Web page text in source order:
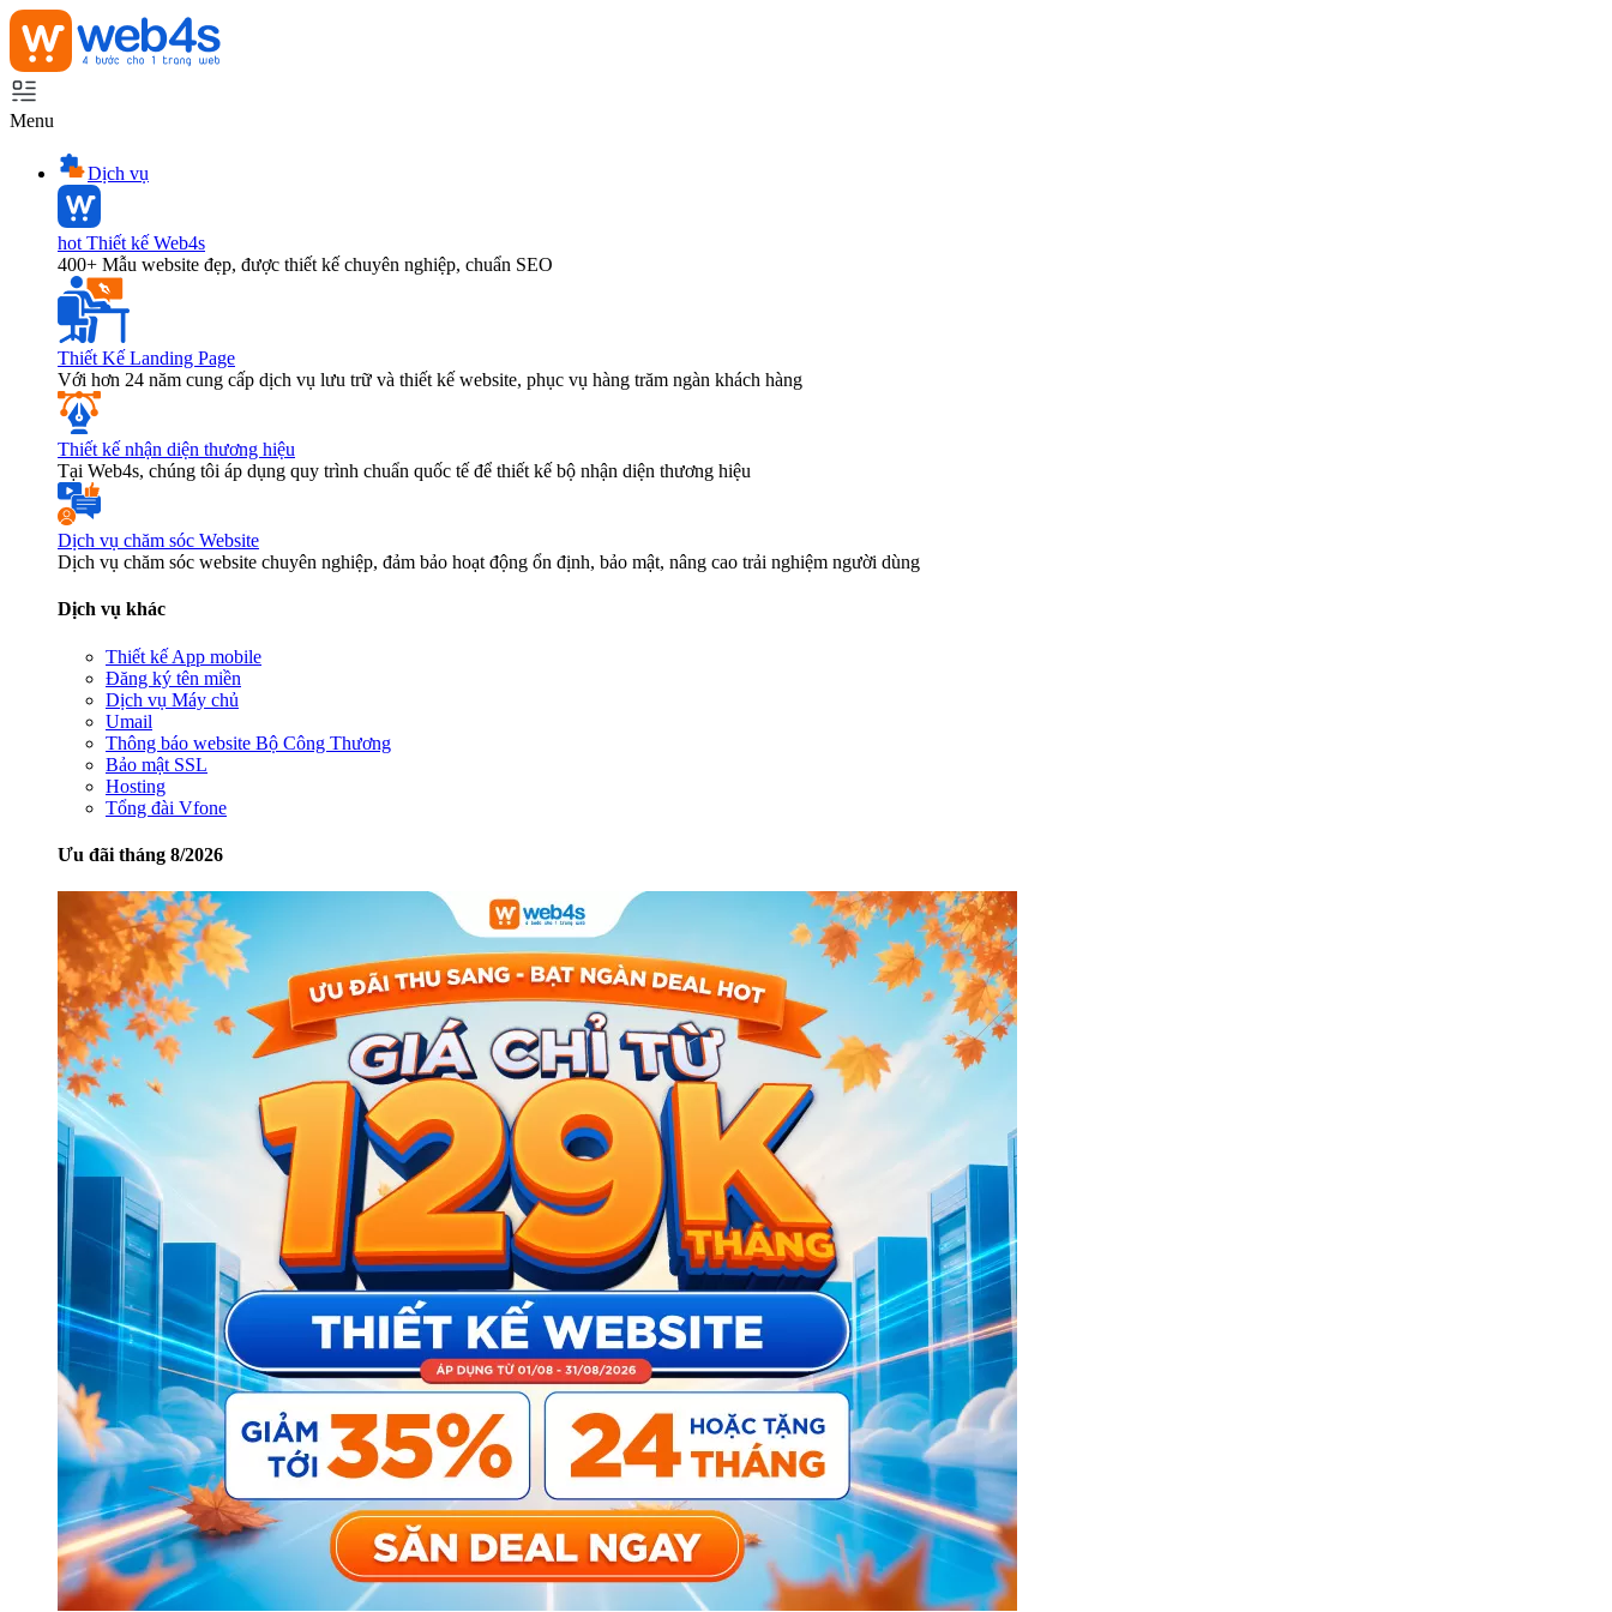
Menu
Dịch vụ
hot Thiết kế Web4s
400+ Mẫu website đẹp, được thiết kế chuyên nghiệp, chuẩn SEO
Thiết Kế Landing Page
Với hơn 24 năm cung cấp dịch vụ lưu trữ và thiết kế website, phục vụ hàng trăm ngàn khách hàng
Thiết kế nhận diện thương hiệu
Tại Web4s, chúng tôi áp dụng quy trình chuẩn quốc tế để thiết kế bộ nhận diện thương hiệu
Dịch vụ chăm sóc Website
Dịch vụ chăm sóc website chuyên nghiệp, đảm bảo hoạt động ổn định, bảo mật, nâng cao trải nghiệm người dùng
Dịch vụ khác
Thiết kế App mobile
Đăng ký tên miền
Dịch vụ Máy chủ
Umail
Thông báo website Bộ Công Thương
Bảo mật SSL
Hosting
Tổng đài Vfone
Ưu đãi tháng 8/2026